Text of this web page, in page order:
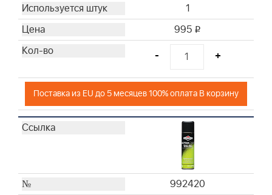
1
995 i
- +
Поставка из EU до 5 месяцев 100% оплата В корзину
992420